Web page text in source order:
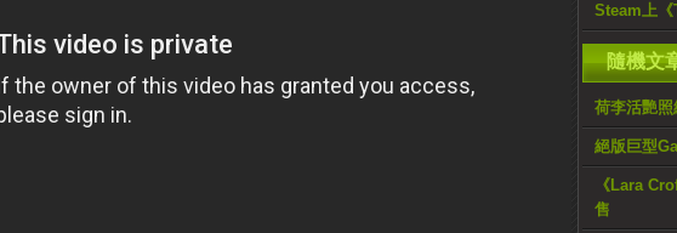
Steam上
隨機文
荷李活艷
絕版巨型
《Lara
售